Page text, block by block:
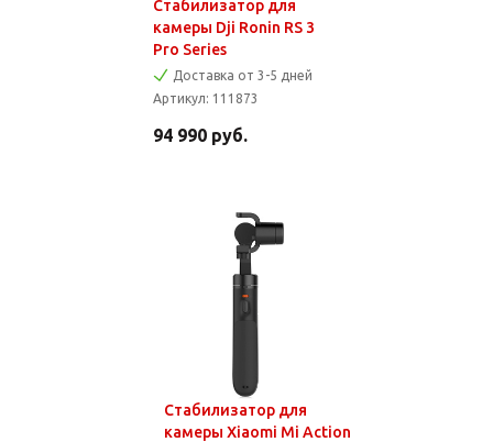
Стабилизатор для
камеры Dji Ronin RS 3
Pro Series
Доставка от 3-5 дней
Артикул: 111873
94 990 руб.
Стабилизатор для
камеры Xiaomi Mi Action